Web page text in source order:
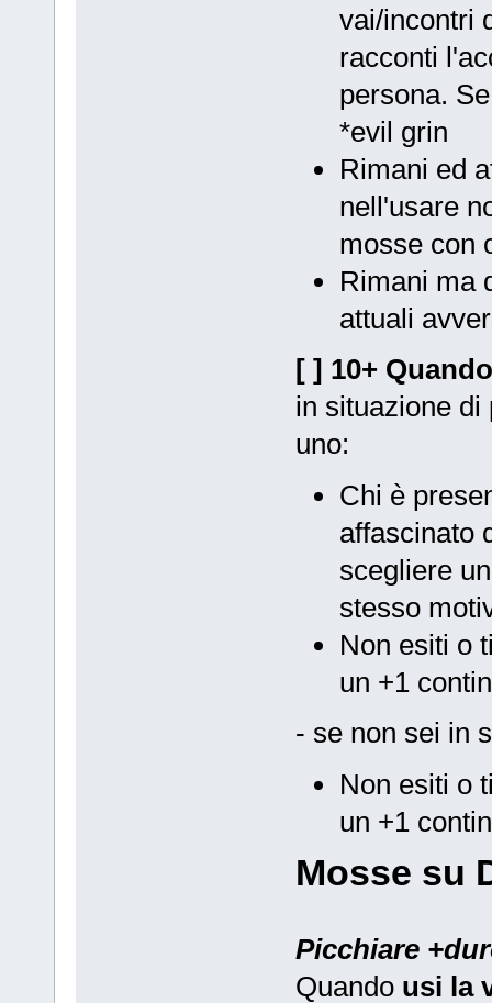
vai/incontri
racconti
persona.
*evil grin
Rimani ed
nell'usare
mosse con
Rimani ma
attuali
[ ] 10+
in situazione
uno:
Chi è
affascinato
scegliere
stesso
Non esiti o
un +1
- se non sei in
Non esiti o
un +1
Mosse su
Picchiare
Quando usi la